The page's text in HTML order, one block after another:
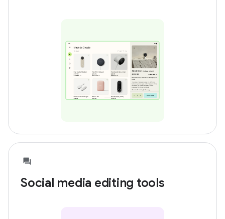
Social media editing tools